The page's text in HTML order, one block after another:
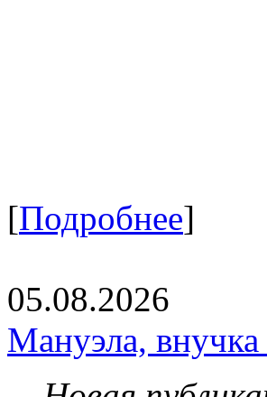
[Подробнее]
05.08.2026
Мануэла, внучка